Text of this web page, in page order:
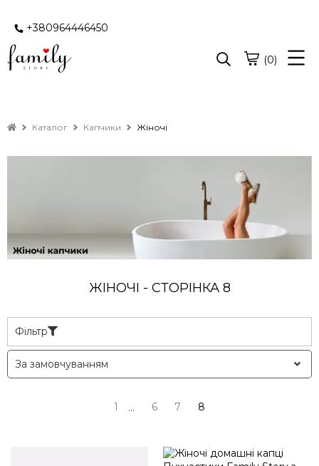
+380964446450
(0)
Каталог Капчики Жіночі
ЖІНОЧІ - СТОРІНКА 8
Фільтр
1 ... 6 7 8